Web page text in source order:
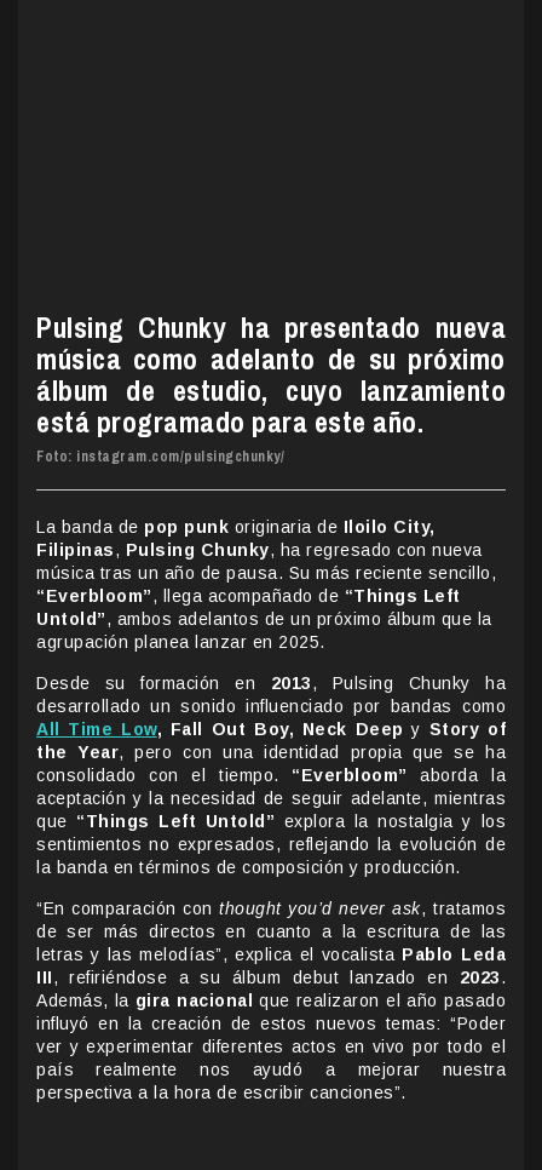
Pulsing Chunky ha presentado nueva
música como adelanto de su próximo
álbum de estudio, cuyo lanzamiento
está programado para este año.
Foto: instagram.com/pulsingchunky/
La banda de pop punk originaria de Iloilo City,
Filipinas, Pulsing Chunky, ha regresado con nueva
música tras un año de pausa. Su más reciente sencillo,
“Everbloom”, llega acompañado de “Things Left
Untold”, ambos adelantos de un próximo álbum que la
agrupación planea lanzar en 2025.
Desde su formación en 2013, Pulsing Chunky ha
desarrollado un sonido influenciado por bandas como
All Time Low, Fall Out Boy, Neck Deep y Story of
the Year, pero con una identidad propia que se ha
consolidado con el tiempo. “Everbloom”
aborda la
aceptación y la necesidad de seguir adelante, mientras
que “Things Left Untold” explora la nostalgia y los
sentimientos no expresados, reflejando la evolución de
la banda en términos de composición y producción.
“En comparación conthought you’d never ask, tratamos
de ser más directos en cuanto a la escritura de las
letras y las melodías”, explica el vocalista Pablo Leda
III, refiriéndose a su álbum debut lanzado en 2023.
Además, la gira nacional
que realizaron el año pasado
influyó en la creación de estos nuevos temas: “Poder
ver y experimentar diferentes actos en vivo por todo el
país realmente nos ayudó a mejorar nuestra
perspectiva a la hora de escribir canciones”.